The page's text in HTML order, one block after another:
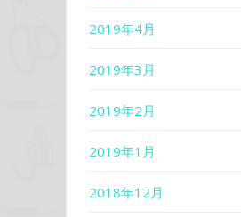
2019年4月
2019年3月
2019年2月
2019年1月
2018年12月